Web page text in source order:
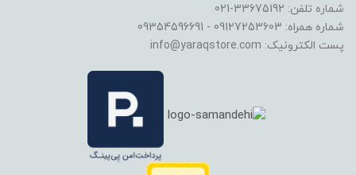
شماره تلفن: 33675192-021
شماره همراه: 09127253603 - 09354596691
پست الکترونیک: info@yaraqstore.com